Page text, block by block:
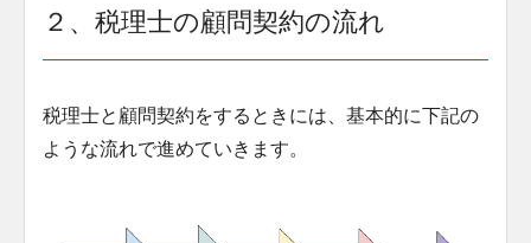
２、税理士の顧問契約の流れ
税理士と顧問契約をするときには、基本的に下記の
ような流れで進めていきます。